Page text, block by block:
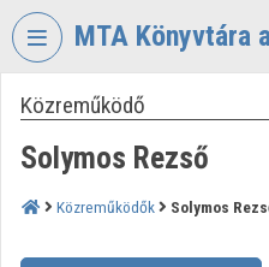
Fejléc kihagyása
MTA Könyvtára
VIDEOTORIUM
MAGYAR
TUDOMÁNYOS
KÖNYVTÁRA
Közreműködő
Solymos Rezső
Közreműködők Solymos